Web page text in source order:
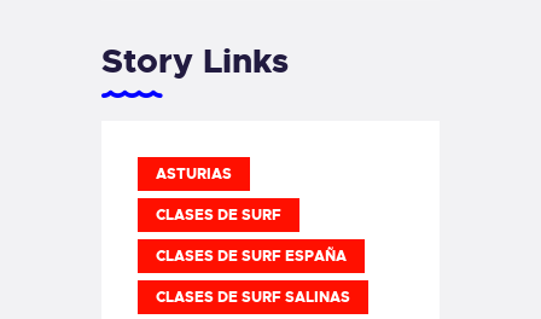
Story Links
ASTURIAS
CLASES DE SURF
CLASES DE SURF ESPAÑA
CLASES DE SURF SALINAS